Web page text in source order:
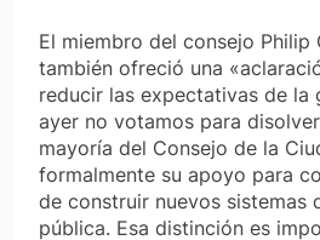
El miembro del consejo Philip
también ofreció una
reducir las expectativas de la
ayer no votamos para
mayoría del Consejo de la
formalmente su apoyo para
de construir nuevos sistemas
pública. Esa distinción es